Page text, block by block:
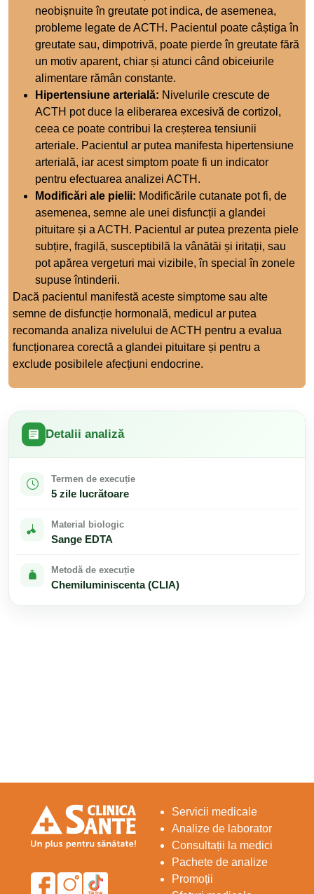
neobișnuite în greutate pot indica, de asemenea,
probleme legate de ACTH. Pacientul poate câștiga în
greutate sau, dimpotrivă, poate pierde în greutate fără
un motiv aparent, chiar și atunci când obiceiurile
alimentare rămân constante.
Hipertensiune arterială: Nivelurile crescute de
ACTH pot duce la eliberarea excesivă de cortizol,
ceea ce poate contribui la creșterea tensiunii
arteriale. Pacientul ar putea manifesta hipertensiune
arterială, iar acest simptom poate fi un indicator
pentru efectuarea analizei ACTH.
Modificări ale pielii: Modificările cutanate pot fi, de
asemenea, semne ale unei disfuncții a glandei
pituitare și a ACTH. Pacientul ar putea prezenta piele
subțire, fragilă, susceptibilă la vânătăi și iritații, sau
pot apărea vergeturi mai vizibile, în special în zonele
supuse întinderii.
Dacă pacientul manifestă aceste simptome sau alte
semne de disfuncție hormonală, medicul ar putea
recomanda analiza nivelului de ACTH pentru a evalua
funcționarea corectă a glandei pituitare și pentru a
exclude posibilele afecțiuni endocrine.
Detalii analiză
Termen de execuție
5 zile lucrătoare
Material biologic
Sange EDTA
Metodă de execuție
Chemiluminiscenta (CLIA)
Servicii medicale
Analize de laborator
Consultații la medici
Pachete de analize
Promoții